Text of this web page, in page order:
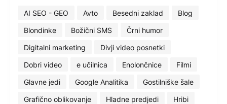
AI SEO - GEO Avto Besedni zaklad
Blog
Blondinke
Božični SMS
Črni humor
Digitalni marketing
Divji video posnetki
Dobri video
e učilnica Enolončnice
Filmi
Glavne jedi
Google Analitika
Gostilniške šale
Grafično oblikovanje
Hladne predjedi
Hribi